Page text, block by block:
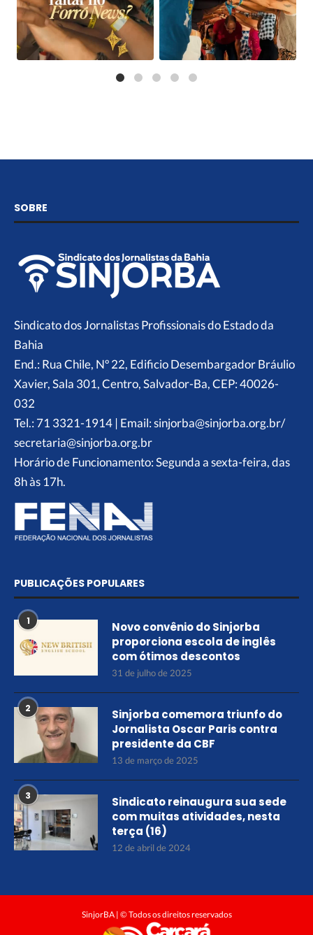
SOBRE
Sindicato dos Jornalistas Profissionais do Estado da
Bahia
End.: Rua Chile, Nº 22, Edificio Desembargador Bráulio
Xavier, Sala 301, Centro, Salvador-Ba, CEP: 40026-
032
Tel.: 71 3321-1914 | Email: sinjorba@sinjorba.org.br/
secretaria@sinjorba.org.br
Horário de Funcionamento: Segunda a sexta-feira, das
8h às 17h.
PUBLICAÇÕES POPULARES
1
Novo convênio do Sinjorba
proporciona escola de inglês
com ótimos descontos
31 de julho de 2025
2
Sinjorba comemora triunfo do
Jornalista Oscar Paris contra
presidente da CBF
13 de março de 2025
3
Sindicato reinaugura sua sede
com muitas atividades, nesta
terça (16)
12 de abril de 2024
SinjorBA | © Todos os direitos reservados